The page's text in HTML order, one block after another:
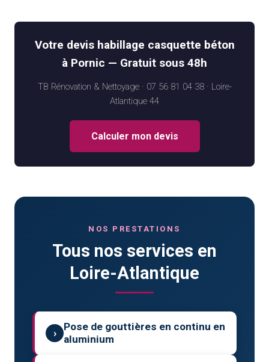
Votre devis habillage casquette béton
à Pornic — Gratuit sous 48h
TB Rénovation & Nettoyage · 07 56 81 04 38 · Loire-
Atlantique 44
Calculer mon devis
NOS PRESTATIONS
Tous nos services en
Loire-Atlantique
›
Pose de gouttières en continu en
aluminium